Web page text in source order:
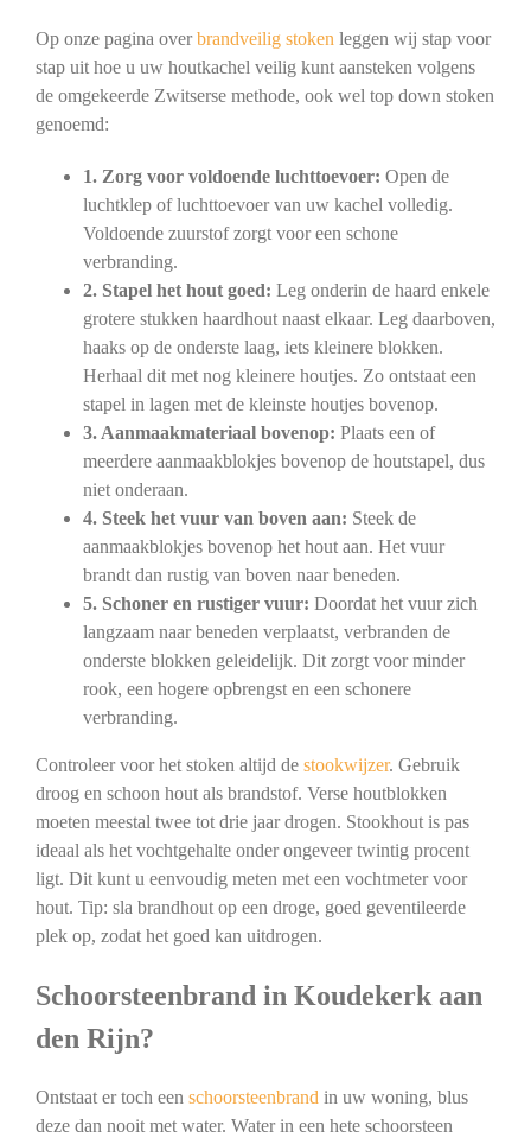
Op onze pagina overbrandveilig stoken leggen wij stap voor
stap uit hoe u uw houtkachel veilig kunt aansteken volgens
de omgekeerde Zwitserse methode, ook wel top down stoken
genoemd:
1. Zorg voor voldoende luchttoevoer: Open de
luchtklep of luchttoevoer van uw kachel volledig.
Voldoende zuurstof zorgt voor een schone
verbranding.
2. Stapel het hout goed: Leg onderin de haard enkele
grotere stukken haardhout naast elkaar. Leg daarboven,
haaks op de onderste laag, iets kleinere blokken.
Herhaal dit met nog kleinere houtjes. Zo ontstaat een
stapel in lagen met de kleinste houtjes bovenop.
3. Aanmaakmateriaal bovenop: Plaats een of
meerdere aanmaakblokjes bovenop de houtstapel, dus
niet onderaan.
4. Steek het vuur van boven aan: Steek de
aanmaakblokjes bovenop het hout aan. Het vuur
brandt dan rustig van boven naar beneden.
5. Schoner en rustiger vuur: Doordat het vuur zich
langzaam naar beneden verplaatst, verbranden de
onderste blokken geleidelijk. Dit zorgt voor minder
rook, een hogere opbrengst en een schonere
verbranding.
Controleer voor het stoken altijd de stookwijzer. Gebruik
droog en schoon hout als brandstof. Verse houtblokken
moeten meestal twee tot drie jaar drogen. Stookhout is pas
ideaal als het vochtgehalte onder ongeveer twintig procent
ligt. Dit kunt u eenvoudig meten met een vochtmeter voor
hout. Tip: sla brandhout op een droge, goed geventileerde
plek op, zodat het goed kan uitdrogen.
Schoorsteenbrand in Koudekerk aan
den Rijn?
Ontstaat er toch een schoorsteenbrand in uw woning, blus
deze dan nooit met water. Water in een hete schoorsteen